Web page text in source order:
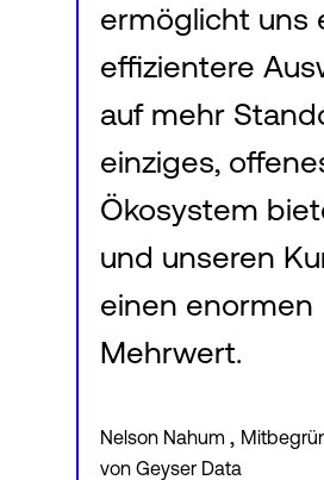
ermöglicht uns
effizientere
auf mehr
einziges,
Ökosystem
und unseren
einen enormen
Mehrwert.
Nelson Nahum ,
von Geyser Data